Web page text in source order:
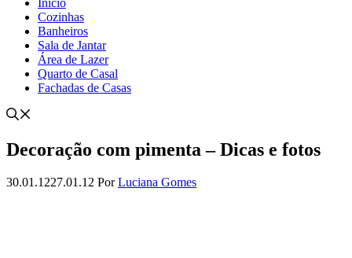
Cozinhas
Banheiros
Sala de Jantar
Área de Lazer
Quarto de Casal
Fachadas de Casas
Decoração com pimenta – Dicas e fotos
30.01.1227.01.12 PorLuciana Gomes